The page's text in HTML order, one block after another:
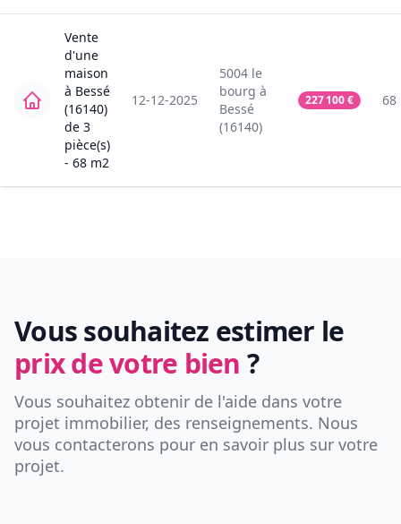
Vente
d'une
maison
à Bessé
(16140)
de 3
pièce(s)
- 68 m2
12-12-2025
5004 le
bourg à
Bessé
(16140)
227 100€ 68
Vous souhaitez estimer le
prix de votre bien ?
Vous souhaitez obtenir de l'aide dans votre
projet immobilier, des renseignements. Nous
vous contacterons pour en savoir plus sur votre
projet.